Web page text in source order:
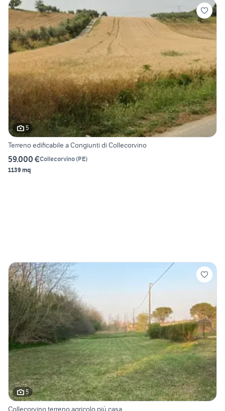
5
Terreno edificabile a Congiunti di Collecorvino
59.000 €Collecorvino(PE)
1139 mq
5
Collecorvino terreno agricolo più casa